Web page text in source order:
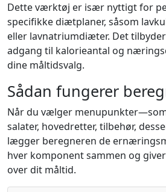
Dette værktøj er især nyttigt for
specifikke diætplaner, såsom
eller lavnatriumdiæter. Det
adgang til kalorieantal og
dine måltidsvalg.
Sådan fungerer
Når du vælger
salater, hovedretter, tilbehør,
lægger beregneren de
hver komponent sammen og
over dit måltid.